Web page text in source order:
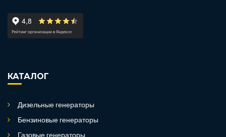
КАТАЛОГ
Дизельные генераторы
Бензиновые генераторы